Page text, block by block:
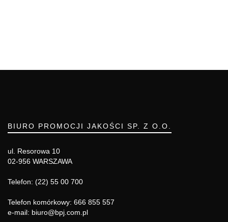
BIURO PROMOCJI JAKOŚCI SP. Z O.O.
ul. Resorowa 10
02-956 WARSZAWA
Telefon: (22) 55 00 700
Telefon komórkowy: 666 855 557
e-mail: biuro@bpj.com.pl